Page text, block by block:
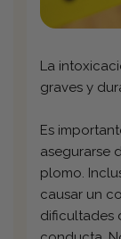
La
graves y
Es
asegurarse
plomo.
causar un
dificultades